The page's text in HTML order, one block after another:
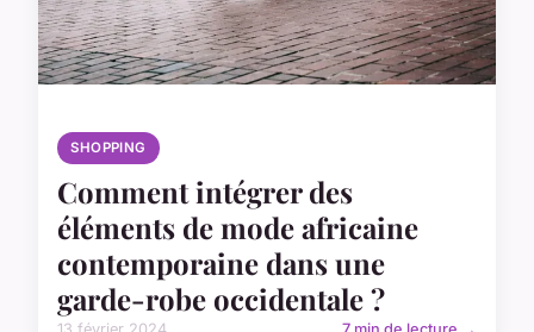
SHOPPING
Comment intégrer des
éléments de mode africaine
contemporaine dans une
garde-robe occidentale ?